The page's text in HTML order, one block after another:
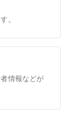
。
情報などが